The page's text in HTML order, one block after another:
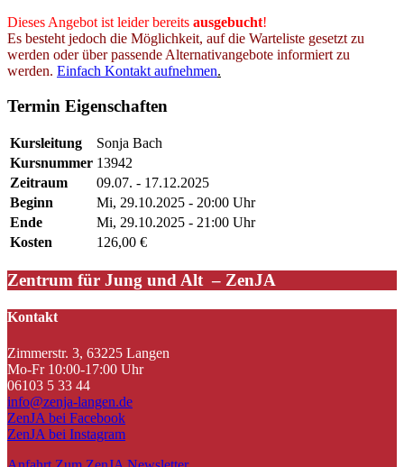
Dieses Angebot ist leider bereits ausgebucht!
Es besteht jedoch die Möglichkeit, auf die Warteliste gesetzt zu
werden oder über passende Alternativangebote informiert zu
werden. Einfach Kontakt aufnehmen.
Termin Eigenschaften
Kursleitung
Sonja Bach
Kursnummer 13942
Zeitraum
09.07. - 17.12.2025
Beginn
Mi, 29.10.2025 - 20:00 Uhr
Ende
Mi, 29.10.2025 - 21:00 Uhr
Kosten
126,00 €
Zentrum für Jung und Alt – ZenJA
Kontakt
Zimmerstr. 3, 63225 Langen
Mo-Fr 10:00-17:00 Uhr
06103 5 33 44
info@zenja-langen.de
ZenJA bei Facebook
ZenJA bei Instagram